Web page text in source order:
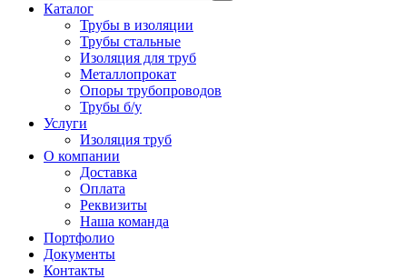
Каталог
Трубы в изоляции
Трубы стальные
Изоляция для труб
Металлопрокат
Опоры трубопроводов
Трубы б/у
Услуги
Изоляция труб
О компании
Доставка
Оплата
Реквизиты
Наша команда
Портфолио
Документы
Контакты